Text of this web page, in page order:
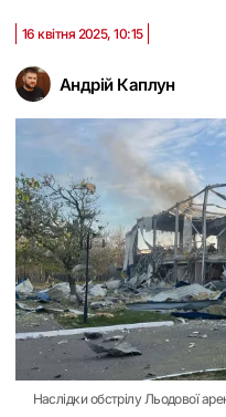
Андрій Каплун
16 квітня 2025, 10:15
Наслідки обстрілу Льодової